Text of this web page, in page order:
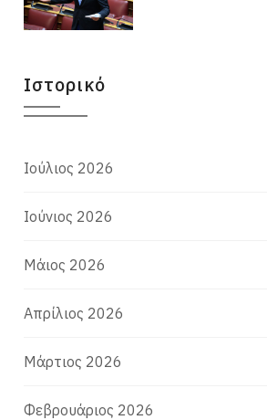
Ιστορικό
Ιούλιος 2026
Ιούνιος 2026
Μάιος 2026
Απρίλιος 2026
Μάρτιος 2026
Φεβρουάριος 2026